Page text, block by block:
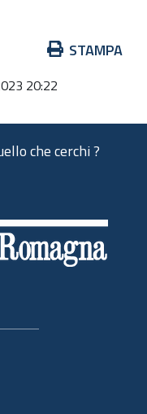
STAMPA
20:22
che cerchi ?